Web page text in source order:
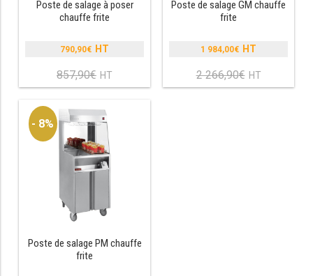
CONGÉLATEUR
CONGÉLATEUR VITRÉ
CONGÉLATEURS HORIZONTAUX
CELLULE DE REFROIDISSEMENT
VITRINE À BOISSONS
ARRIÈRE-BAR
Poste de salage à poser
chauffe frite
857,90€
prix
857,90€.
790,90€
Le
prix
est :
790,90€.
Poste de salage GM chauffe
frite
2 266,90€
prix
1 984,00€
Le
prix
- 8%
Poste de salage PM chauffe
frite